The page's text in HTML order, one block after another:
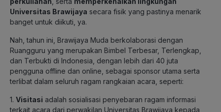
Universitas Brawijaya secara fisik yang pastinya menarik
banget untuk diikuti, ya.
Nah, tahun ini, Brawijaya Muda berkolaborasi dengan
Ruangguru yang merupakan Bimbel Terbesar, Terlengkap,
dan Terbukti di Indonesia, dengan lebih dari 40 juta
pengguna offline dan online, sebagai sponsor utama serta
terlibat dalam seluruh ragam rangkaian acara, seperti:
1. Visitasi adalah sosialisasi penyebaran ragam informasi
terkait acara dari perwakilan Universitas Brawijaya kepada